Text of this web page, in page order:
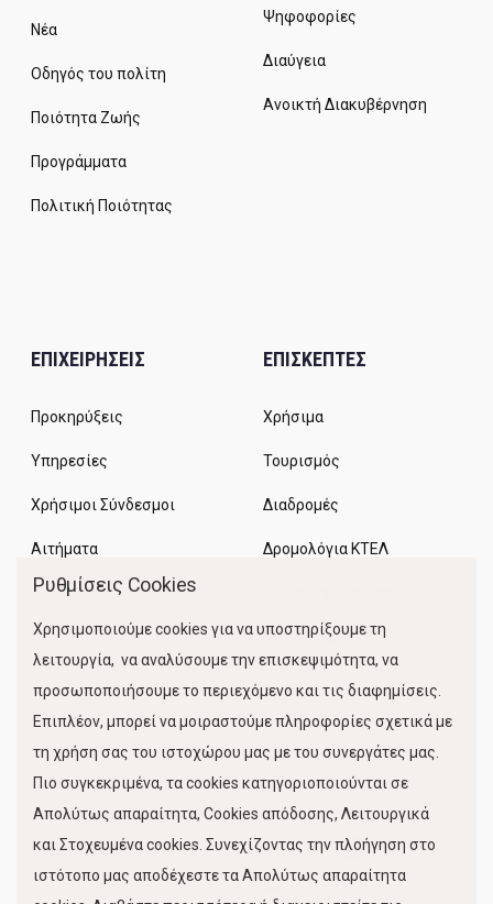
Νέα
Οδηγός του πολίτη
Ποιότητα Ζωής
Προγράμματα
Πολιτική Ποιότητας
Ψηφοφορίες
Διαύγεια
Ανοικτή Διακυβέρνηση
ΕΠΙΧΕΙΡΗΣΕΙΣ
Προκηρύξεις
Υπηρεσίες
Χρήσιμοι Σύνδεσμοι
Αιτήματα
ΕΠΙΣΚΕΠΤΕΣ
Χρήσιμα
Τουρισμός
Διαδρομές
Δρομολόγια ΚΤΕΛ
Κίνηση Λιμένος
FOLLOW US
Ρυθμίσεις Cookies
Χρησιμοποιούμε cookies για να υποστηρίξουμε τη
λειτουργία, να αναλύσουμε την επισκεψιμότητα, να
προσωποποιήσουμε το περιεχόμενο και τις διαφημίσεις.
Επιπλέον, μπορεί να μοιραστούμε πληροφορίες σχετικά με
τη χρήση σας του ιστοχώρου μας με του συνεργάτες μας.
Πιο συγκεκριμένα, τα cookies κατηγοριοποιούνται σε
Απολύτως απαραίτητα, Cookies απόδοσης, Λειτουργικά
και Στοχευμένα cookies. Συνεχίζοντας την πλοήγηση στο
ιστότοπο μας αποδέχεστε τα Απολύτως απαραίτητα